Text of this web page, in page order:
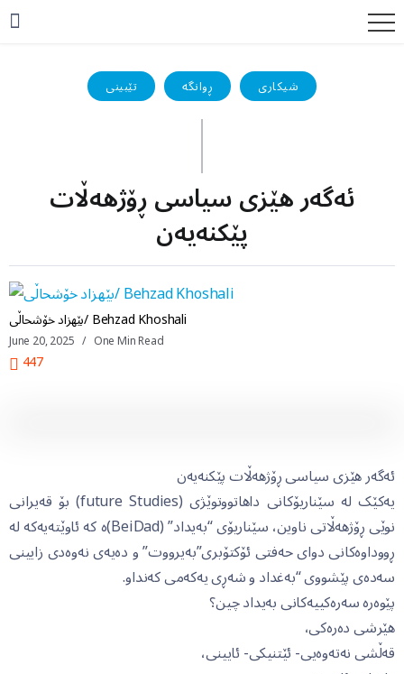
تێبینی ڕوانگە شیکاری
ئەگەر هێزی سیاسی ڕۆژهەڵات
پێکنەیەن
بێهزاد خۆشحاڵی/ Behzad Khoshali
June 20, 2025 One Min Read
447
ئەگەر هێزی سیاسی ڕۆژهەڵات پێکنەیەن
یەکێک لە سێناریۆکانی داهاتووتوێژی (future Studies) بۆ قەیرانی
نوێی ڕۆژهەڵاتی ناوین، سێناریۆی “بەیداد” (BeiDad)ە کە ئاوێتەیەکە لە
ڕووداوەکانی دوای حەفتی ئۆکتۆبری”بەیرووت” و دەیەی نەوەدی زایینی
سەدەی پێشووی “بەغداد و شەڕی یەکەمی کەنداو.
پێوەرە سەرەکییەکانی بەیداد چین؟
هێرشی دەرەکی،
قەڵشی نەتەوەیی- ئێتنیکی- ئایینی،